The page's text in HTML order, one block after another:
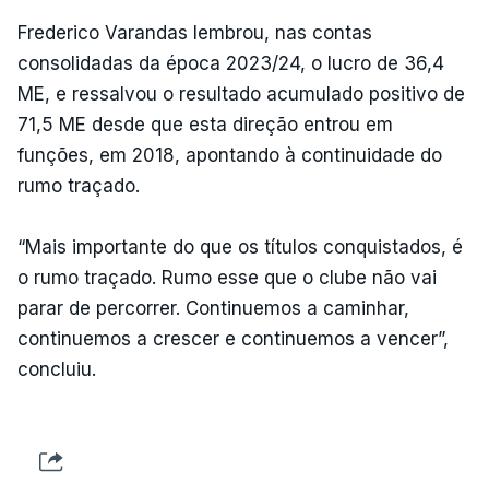
Frederico Varandas lembrou, nas contas
consolidadas da época 2023/24, o lucro de 36,4
ME, e ressalvou o resultado acumulado positivo de
71,5 ME desde que esta direção entrou em
funções, em 2018, apontando à continuidade do
rumo traçado.
“Mais importante do que os títulos conquistados, é
o rumo traçado. Rumo esse que o clube não vai
parar de percorrer. Continuemos a caminhar,
continuemos a crescer e continuemos a vencer”,
concluiu.